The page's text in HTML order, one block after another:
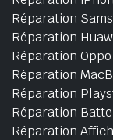
Réparation
Réparation
Réparation Oppo
Réparation
Réparation
Réparation
Réparation